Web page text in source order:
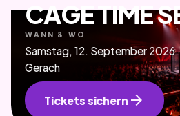
CAGE TIME
WANN & WO
Samstag, 12. September 2026
Gerach
Tickets sichern arrow_forward